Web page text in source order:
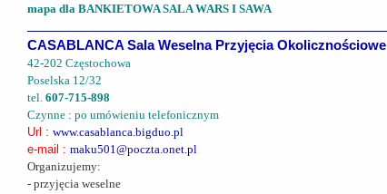
mapa dla BANKIETOWA SALA WARS I SAWA
CASABLANCA Sala Weselna Przyjęcia Okolicznościowe
42-202 Częstochowa
Poselska 12/32
tel. 607-715-898
Czynne : po umówieniu telefonicznym
Url : www.casablanca.bigduo.pl
e-mail : maku501@poczta.onet.pl
Organizujemy:
- przyjęcia weselne